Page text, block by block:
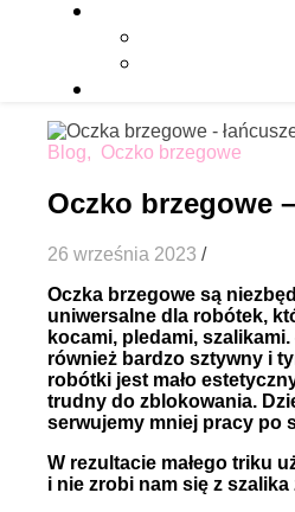
Blog, Oczko brzegowe
Oczko brzegowe
26 września 2023 /
Oczka brzegowe są
uniwersalne dla robótek,
kocami, pledami,
również bardzo sztywny i
robótki jest mało
trudny do zblokowania.
serwujemy mniej pracy po
W rezultacie małego triku
i nie zrobi nam się z